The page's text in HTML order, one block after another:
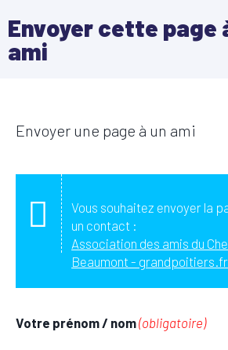
Envoyer cette page
ami
Envoyer une page à un ami
Vous souhaitez envoyer la
un contact :
Association des amis du
Beaumont - grandpoitiers.fr
Votre prénom / nom(obligatoire)